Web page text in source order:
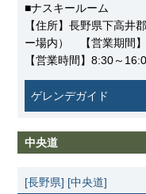
■ナスキールーム
【住所】長野県下高井
ー場内） 【営業期間
【営業時間】8:30～
ゲレンデガイド
中央道
[長野県] [中央道]